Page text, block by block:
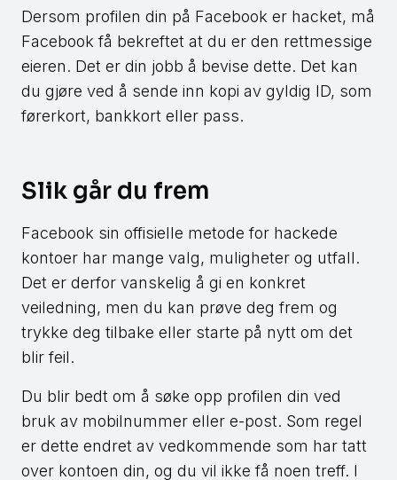
Dersom profilen din på Facebook er hacket, må
Facebook få bekreftet at du er den rettmessige
eieren. Det er din jobb å bevise dette. Det kan
du gjøre ved å sende inn kopi av gyldig ID, som
førerkort, bankkort eller pass.
Slik går du frem
Facebook sin offisielle metode for hackede
kontoer har mange valg, muligheter og utfall.
Det er derfor vanskelig å gi en konkret
veiledning, men du kan prøve deg frem og
trykke deg tilbake eller starte på nytt om det
blir feil.
Du blir bedt om å søke opp profilen din ved
bruk av mobilnummer eller e-post. Som regel
er dette endret av vedkommende som har tatt
over kontoen din, og du vil ikke få noen treff. I